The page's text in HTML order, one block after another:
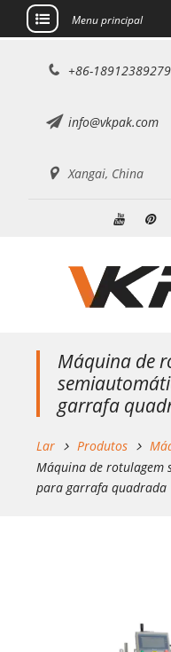
conteúdo
Menu principal
+86-18912389279
info@vkpak.com
Xangai, China
Máquina de
garrafa
Lar Produtos
Máquina de rotulagem
para garrafa quadrada